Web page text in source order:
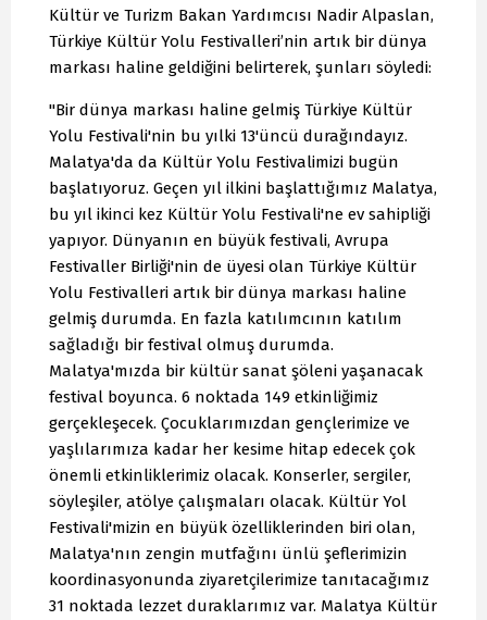
Kültür ve Turizm Bakan Yardımcısı Nadir Alpaslan,
Türkiye Kültür Yolu Festivalleri’nin artık bir dünya
markası haline geldiğini belirterek, şunları söyledi:
"Bir dünya markası haline gelmiş Türkiye Kültür
Yolu Festivali'nin bu yılki 13'üncü durağındayız.
Malatya'da da Kültür Yolu Festivalimizi bugün
başlatıyoruz. Geçen yıl ilkini başlattığımız Malatya,
bu yıl ikinci kez Kültür Yolu Festivali'ne ev sahipliği
yapıyor. Dünyanın en büyük festivali, Avrupa
Festivaller Birliği'nin de üyesi olan Türkiye Kültür
Yolu Festivalleri artık bir dünya markası haline
gelmiş durumda. En fazla katılımcının katılım
sağladığı bir festival olmuş durumda.
Malatya'mızda bir kültür sanat şöleni yaşanacak
festival boyunca. 6 noktada 149 etkinliğimiz
gerçekleşecek. Çocuklarımızdan gençlerimize ve
yaşlılarımıza kadar her kesime hitap edecek çok
önemli etkinliklerimiz olacak. Konserler, sergiler,
söyleşiler, atölye çalışmaları olacak. Kültür Yol
Festivali'mizin en büyük özelliklerinden biri olan,
Malatya'nın zengin mutfağını ünlü şeflerimizin
koordinasyonunda ziyaretçilerimize tanıtacağımız
31 noktada lezzet duraklarımız var. Malatya Kültür